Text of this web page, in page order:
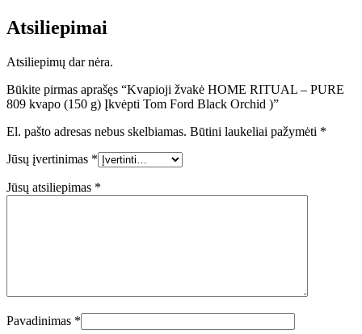
Atsiliepimai
Atsiliepimų dar nėra.
Būkite pirmas aprašęs “Kvapioji žvakė HOME RITUAL – PURE
809 kvapo (150 g) Įkvėpti Tom Ford Black Orchid )”
El. pašto adresas nebus skelbiamas. Būtini laukeliai pažymėti *
Jūsų įvertinimas *
Jūsų atsiliepimas *
Pavadinimas *